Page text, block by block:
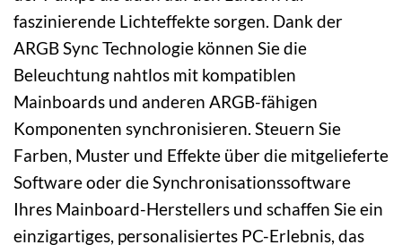
faszinierende Lichteffekte sorgen. Dank der
ARGB Sync Technologie können Sie die
Beleuchtung nahtlos mit kompatiblen
Mainboards und anderen ARGB-fähigen
Komponenten synchronisieren. Steuern Sie
Farben, Muster und Effekte über die mitgelieferte
Software oder die Synchronisationssoftware
Ihres Mainboard-Herstellers und schaffen Sie ein
einzigartiges, personalisiertes PC-Erlebnis, das